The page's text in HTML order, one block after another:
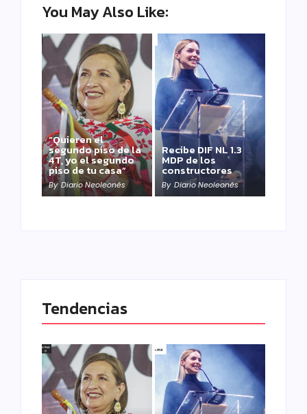
You May Also Like:
“Quieren el
segundo piso de la
4T, yo el segundo
piso de tu casa”
By Diario Neoleonés
Recibe DIF NL 1.3
MDP de los
constructores
By Diario Neoleonés
Tendencias